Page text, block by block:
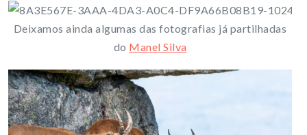
Deixamos ainda algumas das fotografias já partilhadas
do Manel Silva